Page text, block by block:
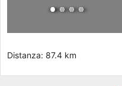
Distanza: 87.4 km